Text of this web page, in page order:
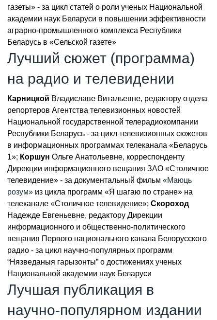
газеты» - за цикл статей о роли ученых Национальной
академии наук Беларуси в повышении эффективности
аграрно-промышленного комплекса Республики
Беларусь в «Сельской газете»
Лучший сюжет (программа)
на радио и телевидении
Карницкой Владиславе Витальевне, редактору отдела
репортеров Агентства телевизионных новостей
Национальной государственной телерадиокомпании
Республики Беларусь - за цикл телевизионных сюжетов
в информационных программах телеканала «Беларусь
1»; Коршун Ольге Анатольевне, корреспонденту
Дирекции информационного вещания ЗАО «Столичное
телевидение» - за документальный фильм «Маюць
розум» из цикла программ «Я шагаю по стране» на
телеканале «Столичное телевидение»; Скороход
Надежде Евгеньевне, редактору Дирекции
информационного и общественно-политического
вещания Первого национального канала Белорусского
радио - за цикл научно-популярных программ
“Нязведаныя гарызонты” о достижениях ученых
Национальной академии наук Беларуси
Лучшая публикация в
научно-популярном издании